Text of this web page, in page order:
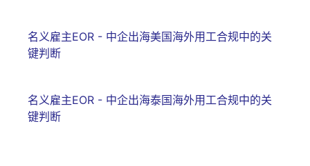
名义雇主EOR - 中企出海美国海外用工合规中的关
键判断
名义雇主EOR - 中企出海泰国海外用工合规中的关
键判断